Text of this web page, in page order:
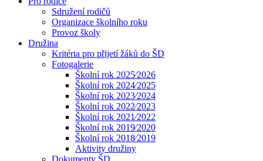
Sdružení rodičů
Organizace školního roku
Provoz školy
Družina
Kritéria pro přijetí žáků do ŠD
Fotogalerie
Školní rok 2025⁄2026
Školní rok 2024⁄2025
Školní rok 2023⁄2024
Školní rok 2022⁄2023
Školní rok 2021⁄2022
Školní rok 2019⁄2020
Školní rok 2018⁄2019
Aktivity družiny
Dokumenty ŠD